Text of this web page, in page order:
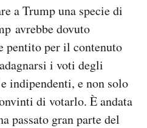
a Trump una specie di
avrebbe dovuto
pentito per il contenuto
i voti degli
indipendenti, e non solo
di votarlo. È andata
passato gran parte del